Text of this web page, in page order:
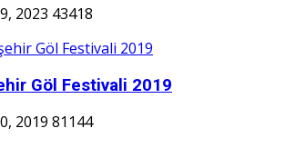
2023 43418
Göl Festivali 2019
2019 81144